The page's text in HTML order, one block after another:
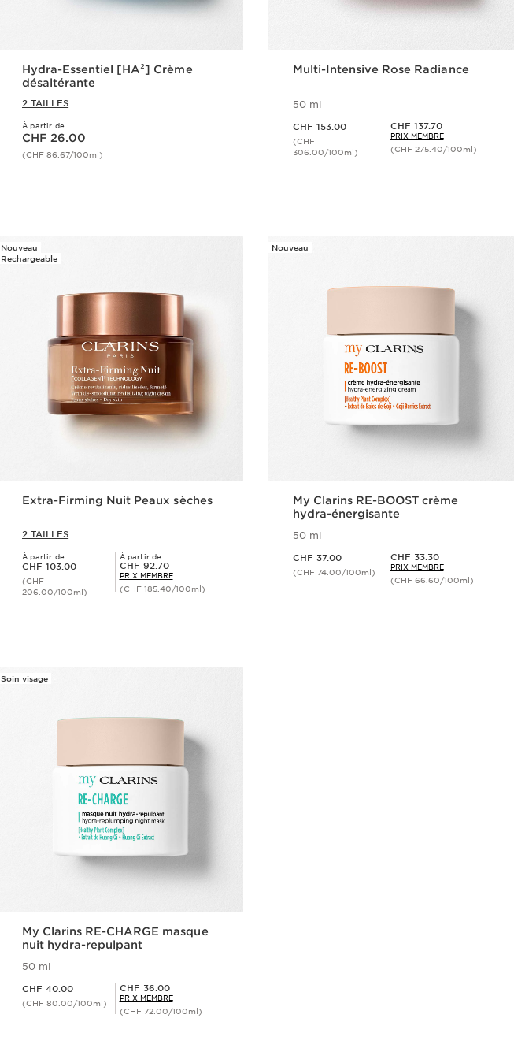
Hydra-Essentiel [HA²] Crème
désaltérante
2 TAILLES
À partir de
Nouveau prix CHF 26.00
CHF 26.00
(CHF 86.67/100ml)
Multi-Intensive Rose Radiance
50 ml
CHF 153.00
(CHF
306.00/100ml)
Prix Sérénité CHF 137.70
CHF 137.70
PRIX MEMBRE
(CHF 275.40/100ml)
Nouveau
Rechargeable
Extra-Firming Nuit Peaux sèches
2 TAILLES
À partir de
Nouveau prix CHF 103.00
CHF 103.00
(CHF
206.00/100ml)
À partir de
Prix Sérénité CHF 92.70
CHF 92.70
PRIX MEMBRE
(CHF 185.40/100ml)
Nouveau
My Clarins RE-BOOST crème
hydra-énergisante
50 ml
CHF 37.00
(CHF 74.00/100ml)
Prix Sérénité CHF 33.30
CHF 33.30
PRIX MEMBRE
(CHF 66.60/100ml)
Soin visage
My Clarins RE-CHARGE masque
nuit hydra-repulpant
50 ml
CHF 40.00
(CHF 80.00/100ml)
Prix Sérénité CHF 36.00
CHF 36.00
PRIX MEMBRE
(CHF 72.00/100ml)